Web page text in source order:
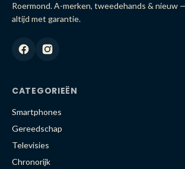
Roermond. A-merken, tweedehands & nieuw
altijd met garantie.
CATEGORIEËN
Smartphones
Gereedschap
Televisies
Chronorijk